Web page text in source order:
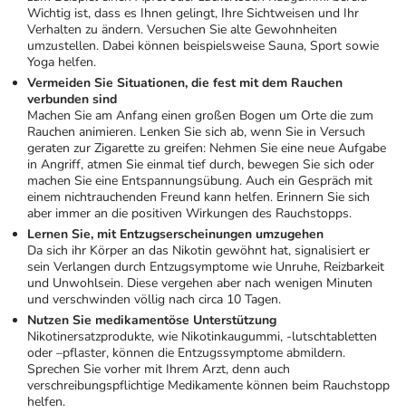
Wichtig ist, dass es Ihnen gelingt, Ihre Sichtweisen und Ihr
Verhalten zu ändern. Versuchen Sie alte Gewohnheiten
umzustellen. Dabei können beispielsweise Sauna, Sport sowie
Yoga helfen.
Vermeiden Sie Situationen, die fest mit dem Rauchen
verbunden sind
Machen Sie am Anfang einen großen Bogen um Orte die zum
Rauchen animieren. Lenken Sie sich ab, wenn Sie in Versuch
geraten zur Zigarette zu greifen: Nehmen Sie eine neue Aufgabe
in Angriff, atmen Sie einmal tief durch, bewegen Sie sich oder
machen Sie eine Entspannungsübung. Auch ein Gespräch mit
einem nichtrauchenden Freund kann helfen. Erinnern Sie sich
aber immer an die positiven Wirkungen des Rauchstopps.
Lernen Sie, mit Entzugserscheinungen umzugehen
Da sich ihr Körper an das Nikotin gewöhnt hat, signalisiert er
sein Verlangen durch Entzugsymptome wie Unruhe, Reizbarkeit
und Unwohlsein. Diese vergehen aber nach wenigen Minuten
und verschwinden völlig nach circa 10 Tagen.
Nutzen Sie medikamentöse Unterstützung
Nikotinersatzprodukte, wie Nikotinkaugummi, -lutschtabletten
oder –pflaster, können die Entzugssymptome abmildern.
Sprechen Sie vorher mit Ihrem Arzt, denn auch
verschreibungspflichtige Medikamente können beim Rauchstopp
helfen.